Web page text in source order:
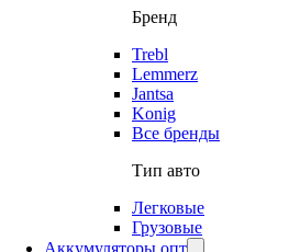
Бренд
Trebl
Lemmerz
Jantsa
Konig
Все бренды
Тип авто
Легковые
Грузовые
Аккумуляторы опт